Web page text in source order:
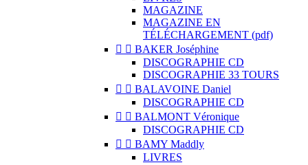
MAGAZINE
MAGAZINE EN
TÉLÉCHARGEMENT (pdf)
  BAKER Joséphine
DISCOGRAPHIE CD
DISCOGRAPHIE 33 TOURS
  BALAVOINE Daniel
DISCOGRAPHIE CD
  BALMONT Véronique
DISCOGRAPHIE CD
  BAMY Maddly
LIVRES